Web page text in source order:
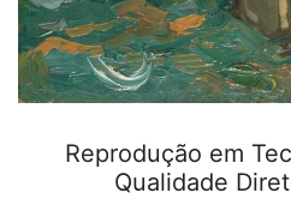
Reprodução em
Qualidade